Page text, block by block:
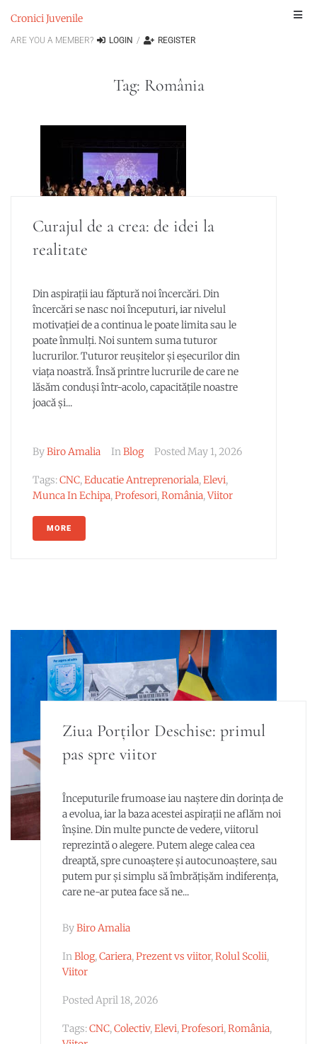
Cronici Juvenile
ARE YOU A MEMBER? LOGIN / REGISTER
Tag: România
Curajul de a crea: de idei la
realitate
Din aspirații iau făptură noi încercări. Din
încercări se nasc noi începuturi, iar nivelul
motivației de a continua le poate limita sau le
poate înmulți. Noi suntem suma tuturor
lucrurilor. Tuturor reușitelor și eșecurilor din
viața noastră. Însă printre lucrurile de care ne
lăsăm conduși într-acolo, capacitățile noastre
joacă și...
ByBiro Amalia InBlog PostedMay 1, 2026
Tags:CNC,Educatie Antreprenoriala,Elevi,
Munca In Echipa,Profesori,România,Viitor
MORE
Ziua Porților Deschise: primul
pas spre viitor
Începuturile frumoase iau naștere din dorința de
a evolua, iar la baza acestei aspirații ne aflăm noi
înșine. Din multe puncte de vedere, viitorul
reprezintă o alegere. Putem alege calea cea
dreaptă, spre cunoaștere și autocunoaștere, sau
putem pur și simplu să îmbrățișăm indiferența,
care ne-ar putea face să ne...
ByBiro Amalia
InBlog,Cariera,Prezent vs viitor,Rolul Scolii,
Viitor
PostedApril 18, 2026
Tags:CNC,Colectiv,Elevi,Profesori,România,